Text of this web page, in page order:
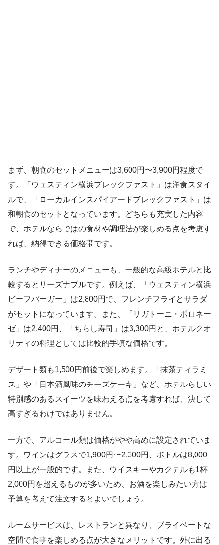
まず、朝食のセットメニューは3,600円〜3,900円程度で
す。「ウェスティン横浜ブレックファスト」は洋食スタイ
ルで、「ローカルインスパイアードブレックファスト」は
和朝食のセットとなっています。どちらも充実した内容
で、ホテルならではの食材や調理法が楽しめる点を考慮す
れば、納得できる価格帯です。
ランチやディナーのメニューも、一般的な高級ホテルと比
較するとリーズナブルです。例えば、「ウェスティン横浜
ビーフバーガー」は2,800円で、フレンチフライとサラダ
がセットになっています。また、「リガトーニ・ボロネー
ゼ」は2,400円、「ちらし寿司」は3,300円と、ホテルクオ
リティの料理としては比較的手頃な価格です。
デザート類も1,500円前後で楽しめます。「抹茶ティラミ
ス」や「日本酒風味のチーズケーキ」など、ホテルらしい
特別感のあるスイーツを味わえる点を考慮すれば、決して
高すぎるわけではありません。
一方で、アルコール類は価格がやや高めに設定されていま
す。ワインはグラスで1,900円〜2,300円、ボトルは8,000
円以上が一般的です。また、ウイスキーやカクテルも1杯
2,000円を超えるものが多いため、お酒を楽しみたい方は
予算を考えて注文するとよいでしょう。
ルームサービスは、レストランと異なり、プライベートな
空間で食事を楽しめる点が大きなメリットです。外に出る